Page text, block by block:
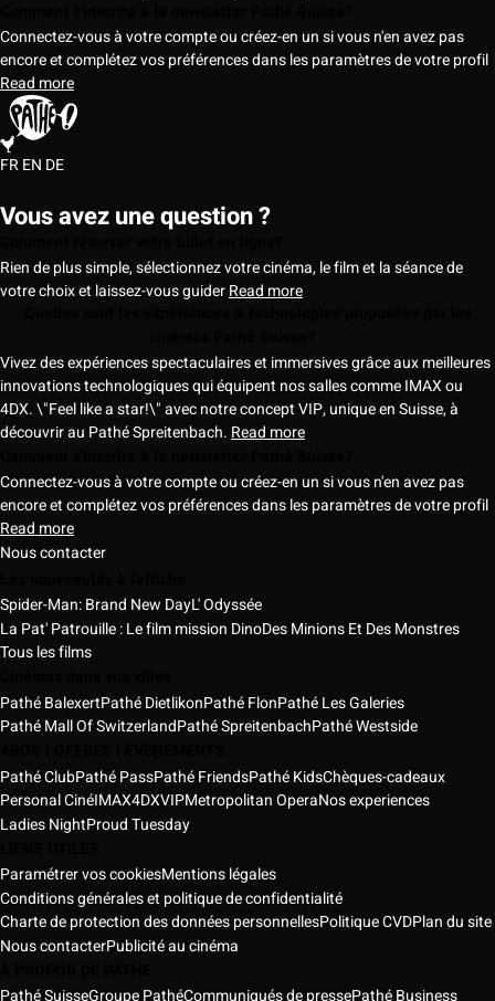
Connectez-vous à votre compte ou créez-en un si vous n'en avez pas
encore et complétez vos préférences dans les paramètres de votre profil
Read more
FREN DE
Vous avez une question ?
Rien de plus simple, sélectionnez votre cinéma, le film et la séance de
votre choix et laissez-vous guiderRead more
Vivez des expériences spectaculaires et immersives grâce aux meilleures
innovations technologiques qui équipent nos salles comme IMAX ou
4DX. \"Feel like a star!\" avec notre concept VIP, unique en Suisse, à
découvrir au Pathé Spreitenbach. Read more
Connectez-vous à votre compte ou créez-en un si vous n'en avez pas
encore et complétez vos préférences dans les paramètres de votre profil
Read more
Nous contacter
Spider-Man: Brand New DayL' Odyssée
La Pat' Patrouille : Le film mission DinoDes Minions Et Des Monstres
Tous les films
Pathé BalexertPathé DietlikonPathé FlonPathé Les Galeries
Pathé Mall Of SwitzerlandPathé SpreitenbachPathé Westside
Pathé ClubPathé PassPathé FriendsPathé KidsChèques-cadeaux
Personal CinéIMAX4DXVIPMetropolitan OperaNos experiences
Ladies NightProud Tuesday
Paramétrer vos cookiesMentions légales
Conditions générales et politique de confidentialité
Charte de protection des données personnellesPolitique CVDPlan du site
Nous contacterPublicité au cinéma
Pathé SuisseGroupe PathéCommuniqués de pressePathé Business